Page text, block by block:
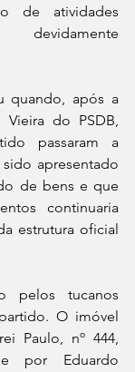
de atividades
devidamente
quando, após a
Vieira do PSDB,
passaram a
apresentado
de bens e que
continuaria
estrutura oficial
pelos tucanos
O imóvel
Paulo, nº 444,
por Eduardo